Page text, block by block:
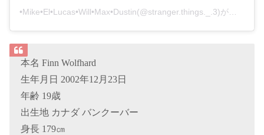
本名 Finn Wolfhard
生年月日 2002年12月23日
年齢 19歳
出生地 カナダ バンクーバー
身長 179㎝